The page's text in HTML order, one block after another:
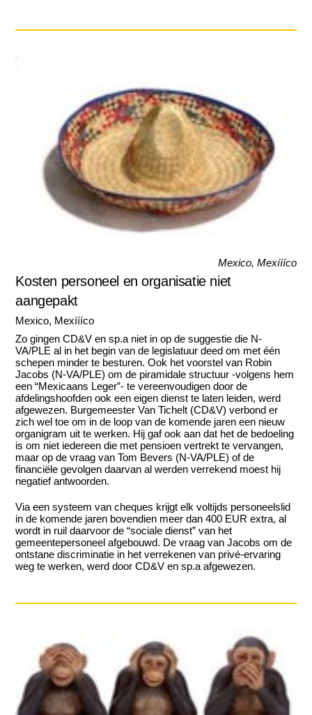
Mexico, Mexíííco
Kosten personeel en organisatie niet
aangepakt
Mexico, Mexíííco
Zo gingen CD&V en sp.a niet in op de suggestie die N-
VA/PLE al in het begin van de legislatuur deed om met één
schepen minder te besturen. Ook het voorstel van Robin
Jacobs (N-VA/PLE) om de piramidale structuur -volgens hem
een “Mexicaans Leger”- te vereenvoudigen door de
afdelingshoofden ook een eigen dienst te laten leiden, werd
afgewezen. Burgemeester Van Tichelt (CD&V) verbond er
zich wel toe om in de loop van de komende jaren een nieuw
organigram uit te werken. Hij gaf ook aan dat het de bedoeling
is om niet iedereen die met pensioen vertrekt te vervangen,
maar op de vraag van Tom Bevers (N-VA/PLE) of de
financiële gevolgen daarvan al werden verrekend moest hij
negatief antwoorden.
Via een systeem van cheques krijgt elk voltijds personeelslid
in de komende jaren bovendien meer dan 400 EUR extra, al
wordt in ruil daarvoor de “sociale dienst” van het
gemeentepersoneel afgebouwd. De vraag van Jacobs om de
ontstane discriminatie in het verrekenen van privé-ervaring
weg te werken, werd door CD&V en sp.a afgewezen.